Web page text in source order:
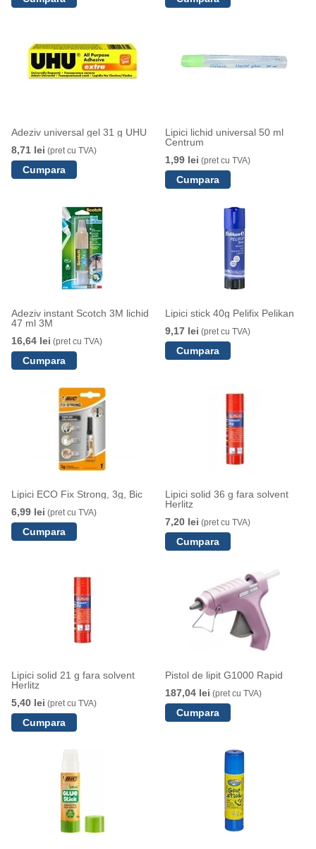
Adeziv universal gel 31 g UHU
8,71 lei (pret cu TVA)
Lipici lichid universal 50 ml
Centrum
1,99 lei (pret cu TVA)
Adeziv instant Scotch 3M lichid
47 ml 3M
16,64 lei (pret cu TVA)
Lipici stick 40g Pelifix Pelikan
9,17 lei (pret cu TVA)
Lipici ECO Fix Strong, 3g, Bic
6,99 lei (pret cu TVA)
Lipici solid 36 g fara solvent
Herlitz
7,20 lei (pret cu TVA)
Lipici solid 21 g fara solvent
Herlitz
5,40 lei (pret cu TVA)
Pistol de lipit G1000 Rapid
187,04 lei (pret cu TVA)